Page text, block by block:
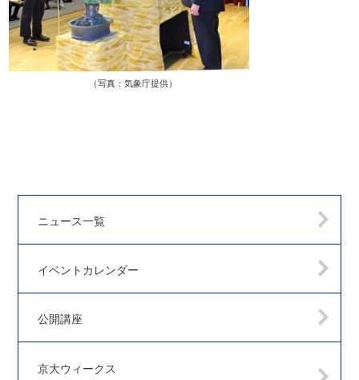
（写真：気象庁提供）
ニュース一覧
イベントカレンダー
公開講座
京大ウィークス